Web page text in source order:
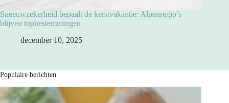
Sneeuwzekerheid bepaalt de kerstvakantie: Alpenregio’s
blijven topbestemmingen
december 10, 2025
Populaire berichten